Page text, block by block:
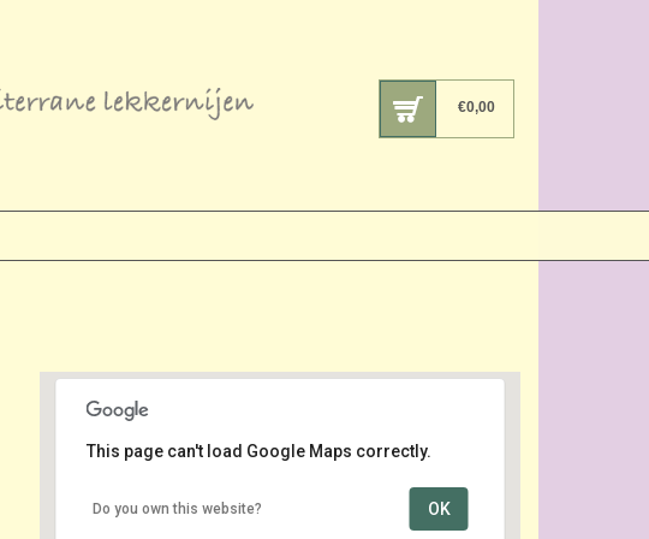
€0,00
Amstelpark
This page can't load Google Maps correctly.
Do you own this website? OK